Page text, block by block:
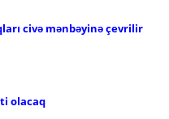
civə mənbəyinə çevrilir
olacaq